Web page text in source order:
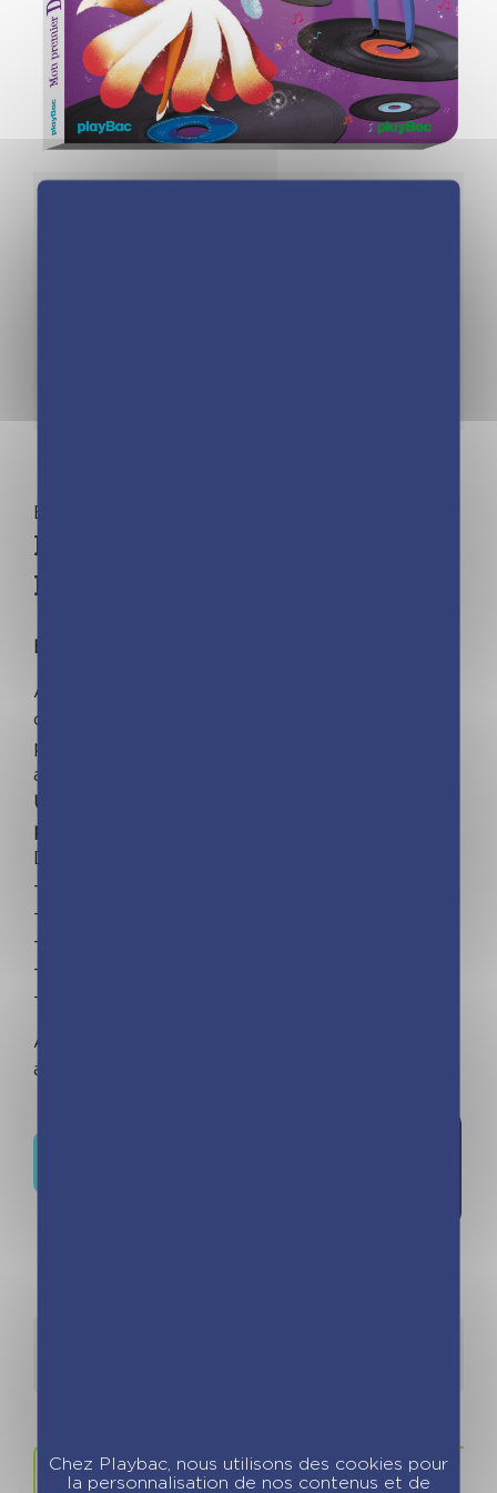
Éveil 0 - 3 ans | Mélanie Grandgirard
Livre musical – Mon premier
Dalida
Écouter et fredonner Dalida aux tout-petits !
Avec ce livre sonore, l'enfant découvre les
classiques de Dalida. Il s'amuse à chercher la
puce dans une scène tendre et colorée, et
appuie dessus pour lancer la musique tout seul.
Un vrai moment de complicité et d'émotion à
partager avec bébé.
Dans ce livre :
– Laissez-moi danser ;
– Bambino ;
– Gigi l'amoroso ;
– Il venait d'avoir 18 ans ;
– Paroles, paroles.
Avec un niveau sonore maîtrisé, le livre est
adapté aux plus petits.
Chez Playbac, nous utilisons des cookies pour
la personnalisation de nos contenus et de